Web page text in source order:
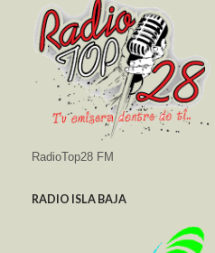
RadioTop28 FM
RADIO ISLA BAJA